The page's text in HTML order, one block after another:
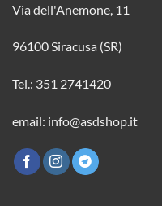
Via dell'Anemone, 11
96100 Siracusa (SR)
Tel.: 351 2741420
email: info@asdshop.it